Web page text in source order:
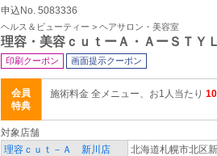
申込No. 5083336
ヘルス＆ビューティー > ヘアサロン・美容室
理容・美容ｃｕｔーＡ・ＡーＳＴＹ
印刷クーポン 画面提示クーポン
会員
特典
施術料金 全メニュー、お1人当たり
対象店舗
理容ｃｕｔ－Ａ 新川店
北海道札幌市北区